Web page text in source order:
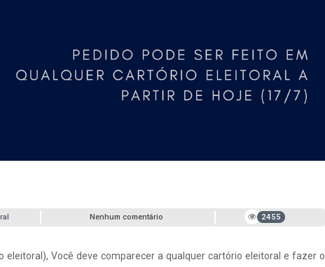
Nenhum comentário 2455
Você deve comparecer a qualquer cartório eleitoral e fazer o